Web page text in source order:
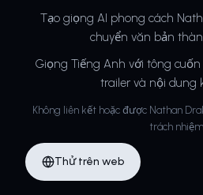
Tạo giọng AI phong cách
chuyển văn bản
Giọng Tiếng Anh với tông cuốn
trailer và nội dung
Không liên kết hoặc được Nathan
trách
Thử trên web